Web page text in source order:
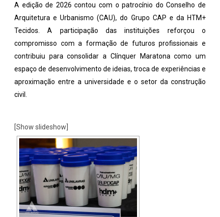
A edição de 2026 contou com o patrocínio do Conselho de
Arquitetura e Urbanismo (CAU), do Grupo CAP e da HTM+
Tecidos. A participação das instituições reforçou o
compromisso com a formação de futuros profissionais e
contribuiu para consolidar a Clínquer Maratona como um
espaço de desenvolvimento de ideias, troca de experiências e
aproximação entre a universidade e o setor da construção
civil.
[Show slideshow]